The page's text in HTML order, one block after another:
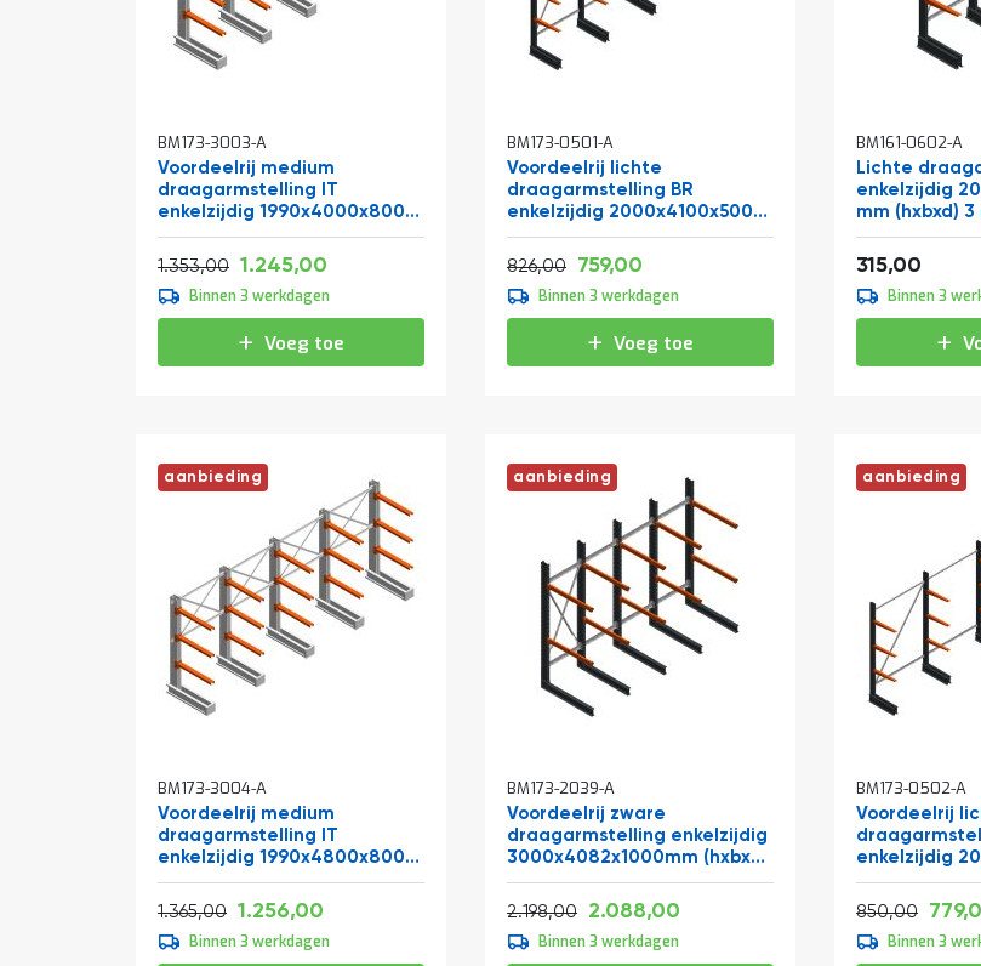
BM173-3003-A
Voordeelrij medium
draagarmstelling IT
enkelzijdig 1990x4000x800
mm (hxbxd) 3 niveaus
Normale prijs
1.353,00 1.637,13
Vanaf
1.245,00
Binnen 3 werkdagen
Voeg toe
BM173-0501-A
Voordeelrij lichte
draagarmstelling BR
enkelzijdig 2000x4100x500
mm (hxbxd) 3 niveaus
Normale prijs
826,00 999,46
Vanaf
759,00
Binnen 3 werkdagen
Voeg toe
BM161-0602-A
Lichte
enkelzijdig
mm (hxbxd) 3
beginsectie
Vanaf
315,00
Binnen 3
aanbieding
BM173-3004-A
Voordeelrij medium
draagarmstelling IT
enkelzijdig 1990x4800x800
mm (hxbxd) 3 niveaus
Normale prijs
1.365,00 1.651,65
Vanaf
1.256,00
Binnen 3 werkdagen
aanbieding
BM173-2039-A
Voordeelrij zware
draagarmstelling enkelzijdig
3000x4082x1000mm (hxbxd)
2 niveaus
Normale prijs
2.198,00 2.659,58
Vanaf
2.088,00
Binnen 3 werkdagen
aanbieding
BM173-0502-A
Voordeelrij
enkelzijdig
mm (hxbxd) 3
Normale prijs
850,00
Vanaf
Binnen 3